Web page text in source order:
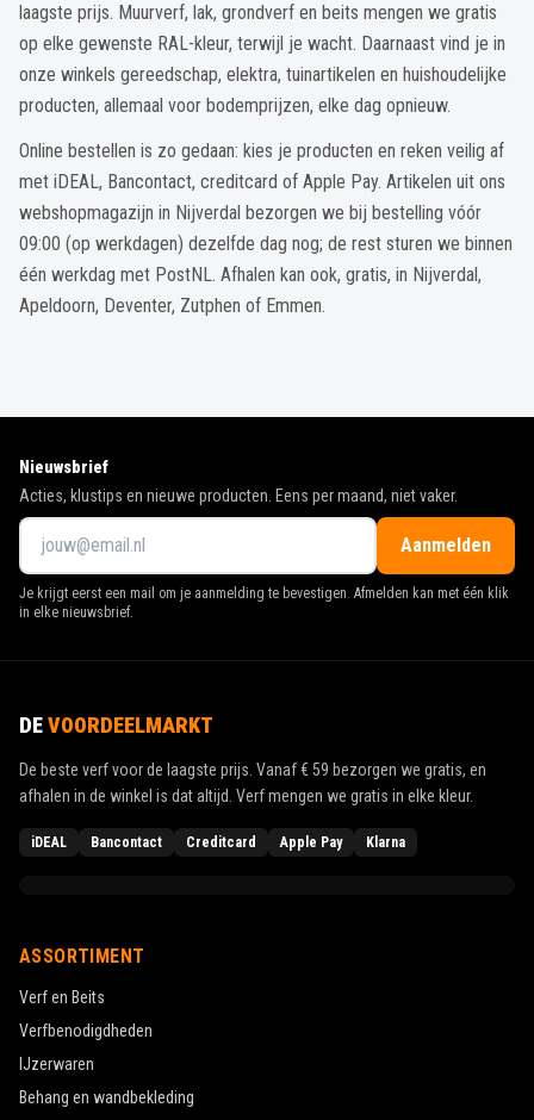
laagste prijs. Muurverf, lak, grondverf en beits mengen we gratis
op elke gewenste RAL-kleur, terwijl je wacht. Daarnaast vind je in
onze winkels gereedschap, elektra, tuinartikelen en huishoudelijke
producten, allemaal voor bodemprijzen, elke dag opnieuw.
Online bestellen is zo gedaan: kies je producten en reken veilig af
met iDEAL, Bancontact, creditcard of Apple Pay. Artikelen uit ons
webshopmagazijn in Nijverdal bezorgen we bij bestelling vóór
09:00 (op werkdagen) dezelfde dag nog; de rest sturen we binnen
één werkdag met PostNL. Afhalen kan ook, gratis, in Nijverdal,
Apeldoorn, Deventer, Zutphen of Emmen.
Nieuwsbrief
Acties, klustips en nieuwe producten. Eens per maand, niet vaker.
Aanmelden
Je krijgt eerst een mail om je aanmelding te bevestigen. Afmelden kan met één klik
in elke nieuwsbrief.
DEVOORDEELMARKT
De beste verf voor de laagste prijs. Vanaf€ 59 bezorgen we gratis, en
afhalen in de winkel is dat altijd. Verf mengen we gratis in elke kleur.
iDEAL Bancontact Creditcard Apple Pay Klarna
ASSORTIMENT
Verf en Beits
Verfbenodigdheden
IJzerwaren
Behang en wandbekleding